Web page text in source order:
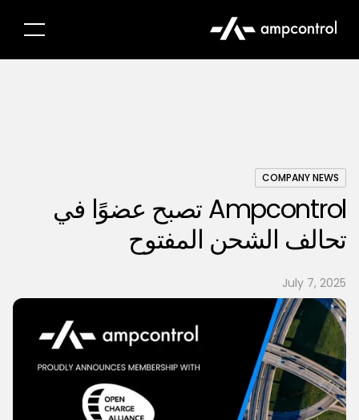
COMPANY NEWS
Ampcontrol تصبح عضوًا في
تحالف الشحن المفتوح
July 7, 2025